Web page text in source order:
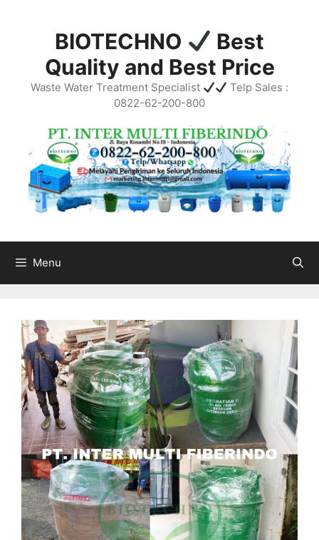
BIOTECHNO
Best
Quality and Best Price
Waste Water Treatment Specialist
Telp Sales :
0822-62-200-800
Menu